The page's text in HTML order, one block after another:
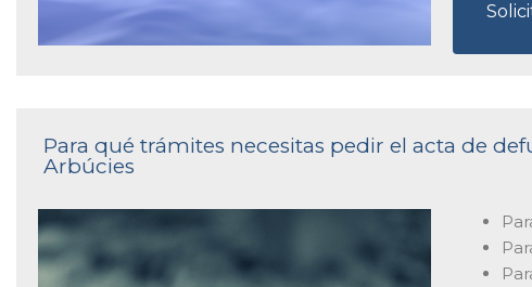
Para qué trámites necesitas pedir el acta de
Arbúcies